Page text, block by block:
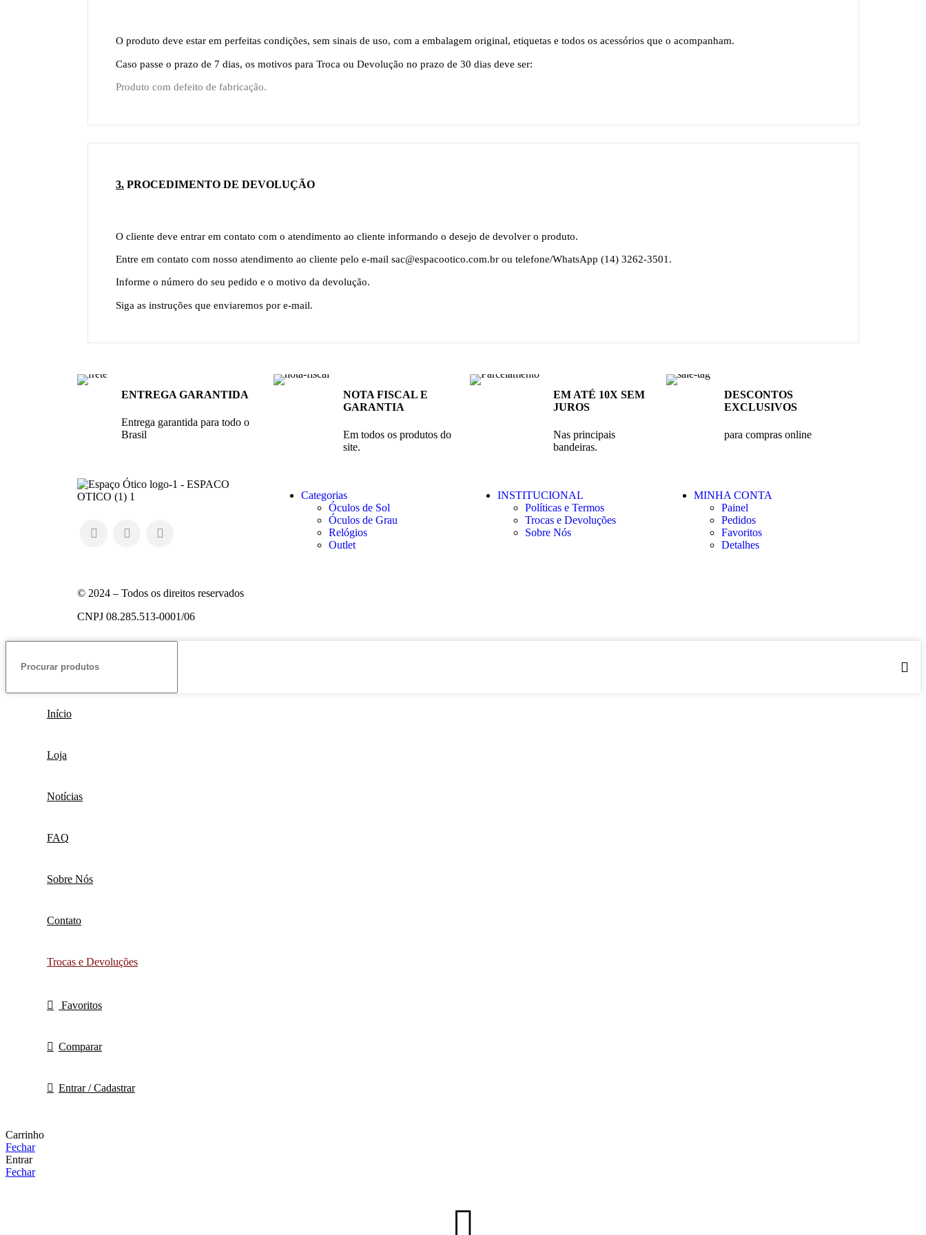
O produto deve estar em perfeitas condições, sem sinais de uso, com a embalagem original, etiquetas e todos os acessórios que o acompanham.
Caso passe o prazo de 7 dias, os motivos para Troca ou Devolução no prazo de 30 dias deve ser:
Produto com defeito de fabricação.
3. PROCEDIMENTO DE DEVOLUÇÃO
O cliente deve entrar em contato com o atendimento ao cliente informando o desejo de devolver o produto.
Entre em contato com nosso atendimento ao cliente pelo e-mail sac@espacootico.com.br ou telefone/WhatsApp (14) 3262-3501.
Informe o número do seu pedido e o motivo da devolução.
Siga as instruções que enviaremos por e-mail.
ENTREGA GARANTIDA
Entrega garantida para todo o
Brasil
NOTA FISCAL E
GARANTIA
Em todos os produtos do
site.
EM ATÉ 10X SEM
JUROS
Nas principais
bandeiras.
DESCONTOS
EXCLUSIVOS
para compras online
Categorias
Óculos de Sol
Óculos de Grau
Relógios
Outlet
INSTITUCIONAL
Políticas e Termos
Trocas e Devoluções
Sobre Nós
MINHA CONTA
Painel
Pedidos
Favoritos
Detalhes
© 2024 – Todos os direitos reservados
CNPJ 08.285.513-0001/06
Início
Loja
Notícias
FAQ
Sobre Nós
Contato
Trocas e Devoluções
Favoritos
Comparar
Entrar / Cadastrar
Carrinho
Fechar
Entrar
Fechar